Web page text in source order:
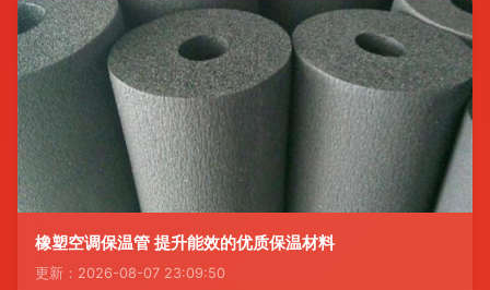
橡塑空调保温管 提升能效的优质保温材料
更新：2026-08-07 23:09:50